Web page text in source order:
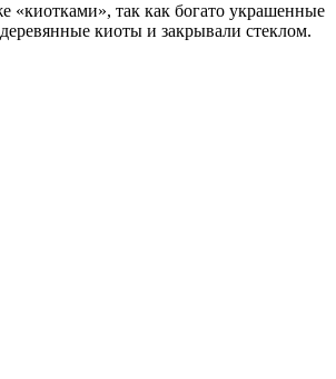
«киотками», так как богато украшенные
киоты и закрывали стеклом.